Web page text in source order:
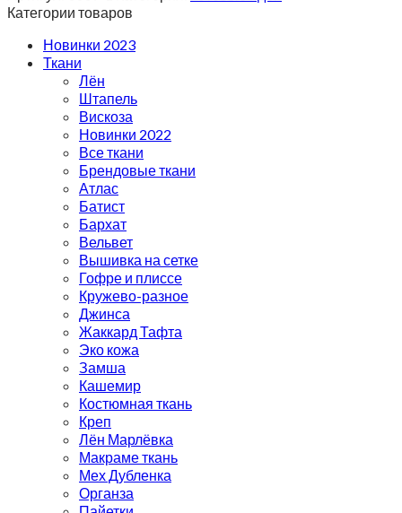
Категории товаров
Новинки 2023
Ткани
Лён
Штапель
Вискоза
Новинки 2022
Все ткани
Брендовые ткани
Атлас
Батист
Бархат
Вельвет
Вышивка на сетке
Гофре и плиссе
Кружево-разное
Джинса
Жаккард Тафта
Эко кожа
Замша
Кашемир
Костюмная ткань
Креп
Лён Марлёвка
Макраме ткань
Мех Дубленка
Органза